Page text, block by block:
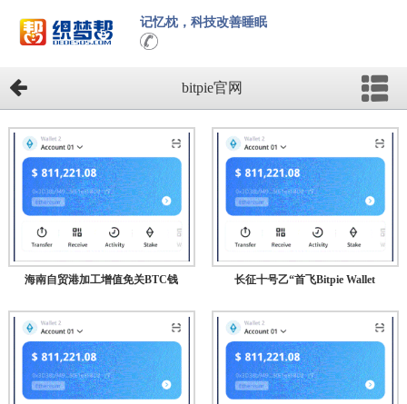
记忆枕，科技改善睡眠
bitpie官网
海南自贸港加工增值免关BTC钱 长征十号乙“首飞Bitpie Wallet